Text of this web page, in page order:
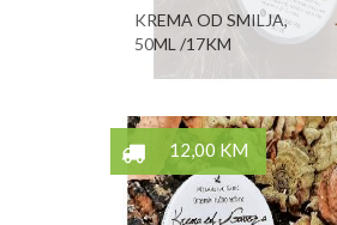
KREMA OD SMILJA,
50ML /17KM
12,00 KM